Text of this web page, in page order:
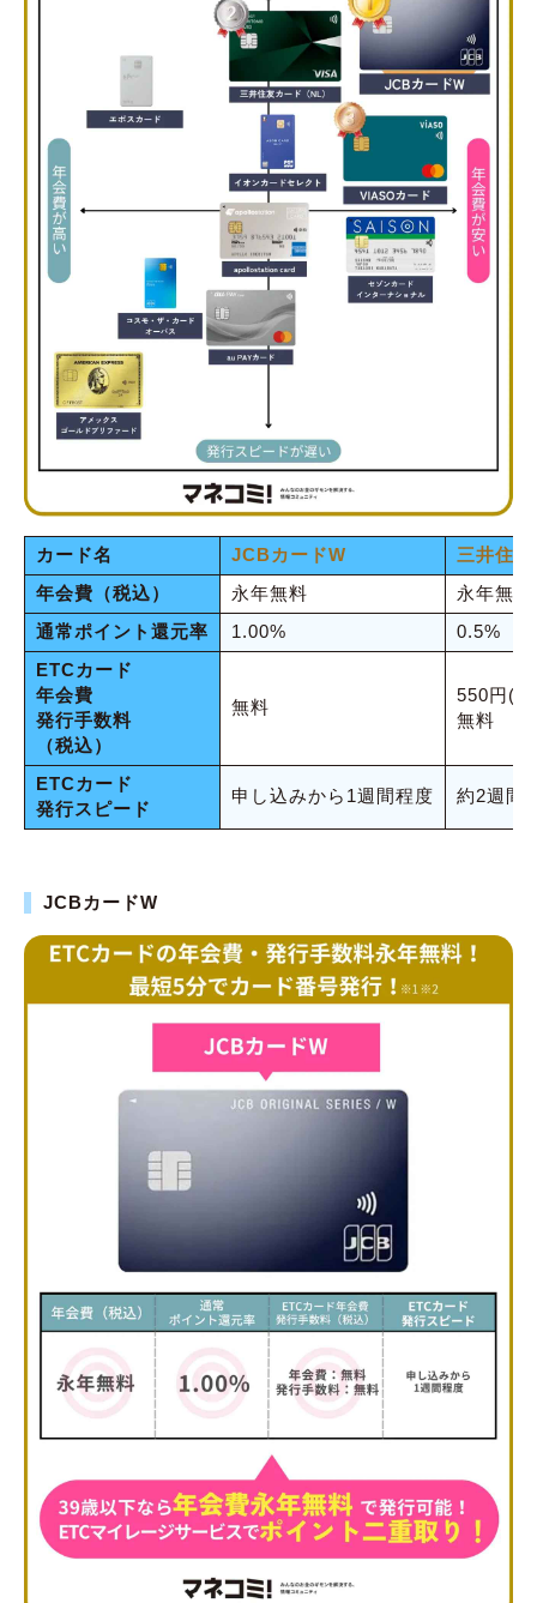
ETCカードの作り方は？手順を紹介
クレジットカード付帯のETCカードを作る方
ETCパーソナルカードを作る方法
ETCカードを選ぶ時に比較すべきポイント
は？
ETC利用時のポイント還元率
ガソリンスタンドで使える特典
発行スピード
法人・個人事業主の方は最大発行枚数も比較
ETCカードの使い方｜機械（車載器）なしで
まとめ
カード名 JCBカードW
三井住
年会費（税込）
永年無料
永年無料
通常ポイント還元率
1.00%
0.5%
ETCカード
年会費
発行手数料
（税込）
無料
550円(
無料
ETCカード
発行スピード
申し込みから1週間程度 約2週間
JCBカードW